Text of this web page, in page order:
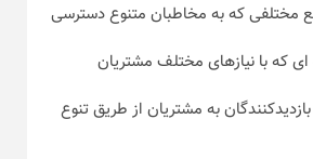
مختلفی که به مخاطبان متنوع دسترسی
ای که با نیازهای مختلف مشتریان
به مشتریان از طریق تنوع